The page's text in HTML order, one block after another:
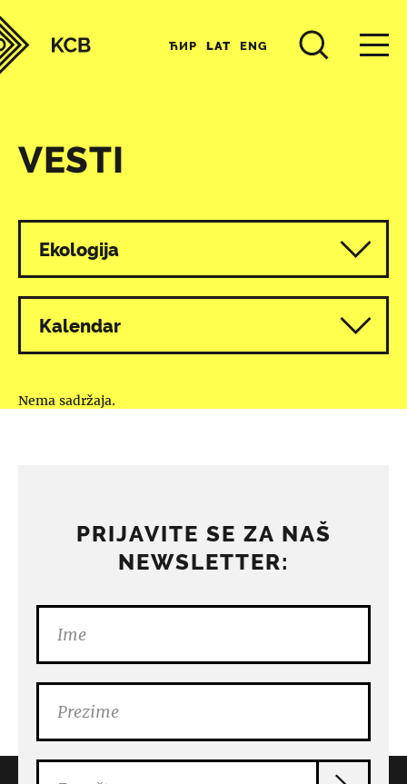
ЋИР LAT ENG
VESTI
Svi programi
Ekologija
Kalendar
Nema sadržaja.
PRIJAVITE SE ZA NAŠ
NEWSLETTER: